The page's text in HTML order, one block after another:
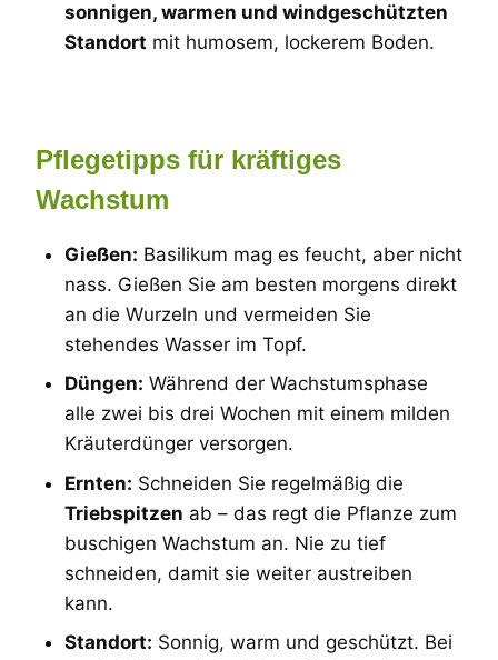
sonnigen, warmen und windgeschützten
Standort mit humosem, lockerem Boden.
Pflegetipps für kräftiges
Wachstum
Gießen: Basilikum mag es feucht, aber nicht
nass. Gießen Sie am besten morgens direkt
an die Wurzeln und vermeiden Sie
stehendes Wasser im Topf.
Düngen: Während der Wachstumsphase
alle zwei bis drei Wochen mit einem milden
Kräuterdünger versorgen.
Ernten: Schneiden Sie regelmäßig die
Triebspitzen ab – das regt die Pflanze zum
buschigen Wachstum an. Nie zu tief
schneiden, damit sie weiter austreiben
kann.
Standort: Sonnig, warm und geschützt. Bei